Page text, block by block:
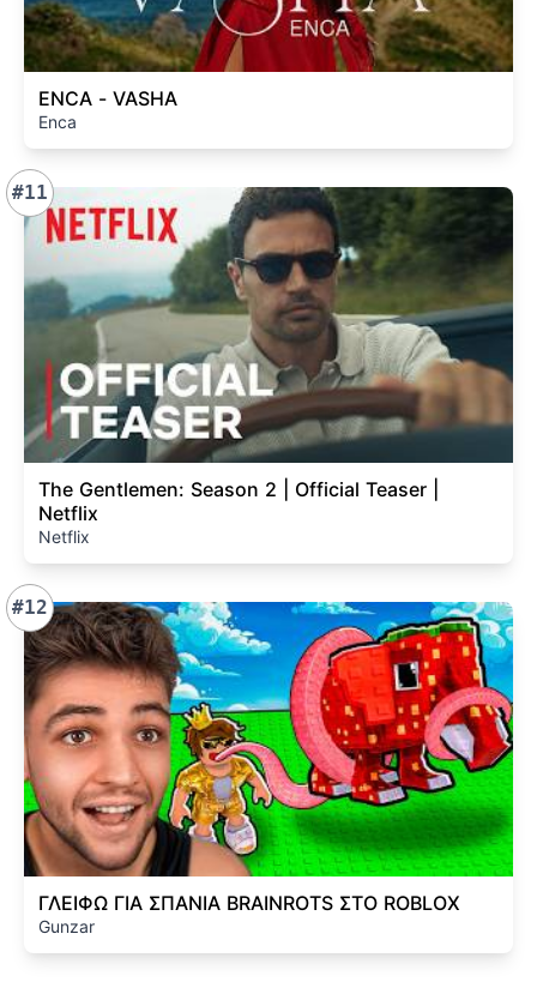
ENCA - VASHA
Enca
#11
The Gentlemen: Season 2 | Official Teaser |
Netflix
Netflix
#12
ΓΛΕΙΦΩ ΓΙΑ ΣΠΑΝΙΑ BRAINROTS ΣΤΟ ROBLOX
Gunzar